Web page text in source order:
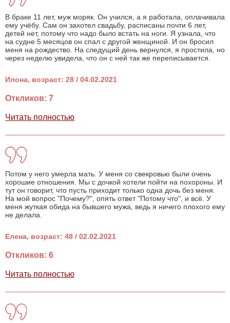
В браке 11 лет, муж моряк. Он учился, а я работала, оплачивала
ему учёбу. Сам он захотел свадьбу, расписаны почти 6 лет,
детей нет, потому что надо было встать на ноги. Я узнала, что
на судне 5 месяцов он спал с другой женщиной. И он бросил
меня на рождество. На следущий день вернулся, я простила, но
через неделю увидела, что он с ней так же переписывается.
Илона, возраст: 28 / 04.02.2021
Откликов: 7
Читать полностью
Потом у него умерла мать. У меня со свекровью были очень
хорошие отношения. Мы с дочкой хотели пойти на похороны. И
тут он говорит, что пусть приходит только одна дочь без меня.
На мой вопрос "Почему?", опять ответ "Потому что", и всё. У
меня жуткая обида на бывшего мужа, ведь я ничего плохого ему
не делала.
Елена, возраст: 48 / 02.02.2021
Откликов: 6
Читать полностью